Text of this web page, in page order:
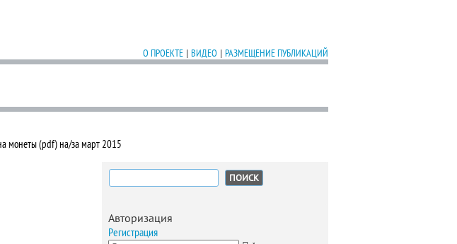
О ПРОЕКТЕ | ВИДЕО | РАЗМЕЩЕНИЕ ПУБЛИКАЦИЙ
монеты (pdf) на/за март 2015
Найти:
Авторизация
Регистрация